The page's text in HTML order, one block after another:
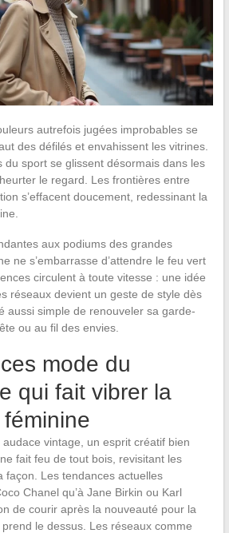
autrefois jugées improbables se
des défilés et envahissent les vitrines.
du sport se glissent désormais dans les
le regard. Les frontières entre
s’effacent doucement, redessinant la
aux podiums des grandes
ne s’embarrasse d’attendre le feu vert
circulent à toute vitesse : une idée
réseaux devient un geste de style dès
aussi simple de renouveler sa garde-
ou au fil des envies.
mode du
qui fait vibrer la
vintage, un esprit créatif bien
fait feu de tout bois, revisitant les
façon. Les tendances actuelles
Chanel qu’à Jane Birkin ou Karl
de courir après la nouveauté pour la
le dessus. Les réseaux comme